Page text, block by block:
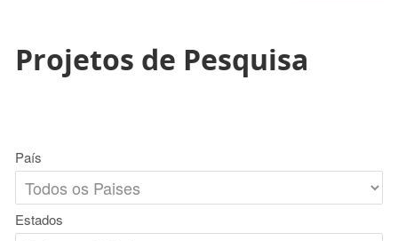
Projetos de Pesquisa
País
Estados